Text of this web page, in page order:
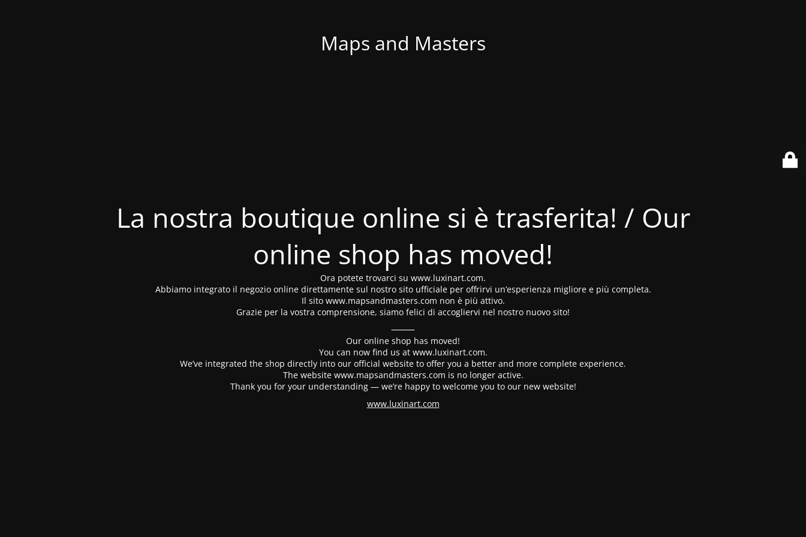
Maps and Masters
La nostra boutique online si è trasferita! / Our
online shop has moved!
Ora potete trovarci su www.luxinart.com.
Abbiamo integrato il negozio online direttamente sul nostro sito ufficiale per offrirvi un’esperienza migliore e più completa.
Il sito www.mapsandmasters.com non è più attivo.
Grazie per la vostra comprensione, siamo felici di accogliervi nel nostro nuovo sito!
⸻
Our online shop has moved!
You can now find us at www.luxinart.com.
We’ve integrated the shop directly into our official website to offer you a better and more complete experience.
The website www.mapsandmasters.com is no longer active.
Thank you for your understanding — we’re happy to welcome you to our new website!
www.luxinart.com